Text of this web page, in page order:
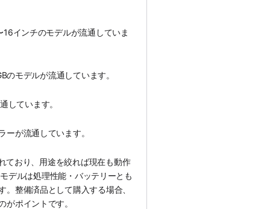
インチのモデルが流通していま
のモデルが流通しています。
しています。
ーが流通しています。
ており、用途を絞れば現在も動作
デルは処理性能・バッテリーとも
整備済品として購入する場合、
がポイントです。